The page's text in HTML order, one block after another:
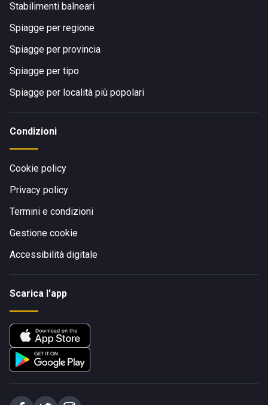
Stabilimenti balneari
Spiagge per regione
Spiagge per provincia
Spiagge per tipo
Spiagge per località più popolari
Condizioni
Cookie policy
Privacy policy
Termini e condizioni
Gestione cookie
Accessibilità digitale
Scarica l'app